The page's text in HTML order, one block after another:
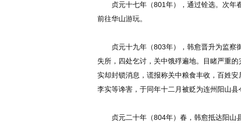
贞元十七年（801年），通过铨选。次年春
前往华山游玩。
贞元十九年（803年），韩愈晋升为监察
失所，四处乞讨，关中饿殍遍地。目睹严重
实却封锁消息，谎报称关中粮食丰收，百姓
李实等谗害，于同年十二月被贬为连州阳山县
贞元二十年（804年）春，韩愈抵达阳山县